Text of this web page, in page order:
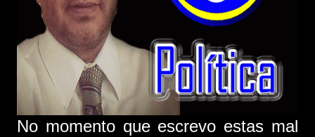
No momento que escrevo estas mal